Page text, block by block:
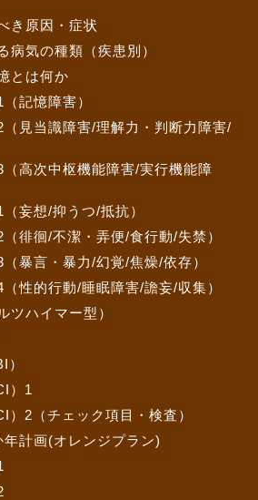
き原因・症状
病気の種類（疾患別）
とは何か
記憶障害）
見当識障害/理解力・判断力障害/
高次中枢機能障害/実行機能障
妄想/抑うつ/抵抗）
徘徊/不潔・弄便/食行動/失禁）
暴言・暴力/幻覚/焦燥/依存）
性的行動/睡眠障害/譫妄/収集）
ツハイマー型）
）1
）2（チェック項目・検査）
計画(オレンジプラン)